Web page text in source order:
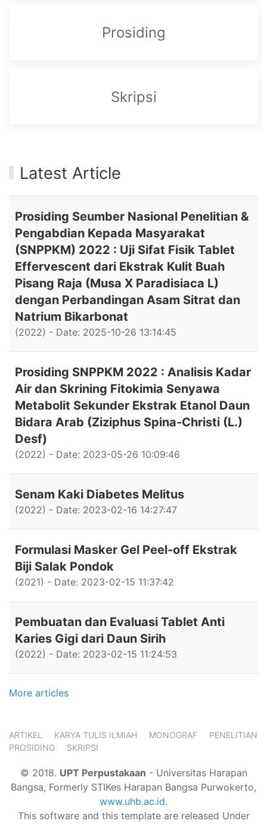
Prosiding
Skripsi
Latest Article
Prosiding Seumber Nasional Penelitian &
Pengabdian Kepada Masyarakat
(SNPPKM) 2022 : Uji Sifat Fisik Tablet
Effervescent dari Ekstrak Kulit Buah
Pisang Raja (Musa X Paradisiaca L)
dengan Perbandingan Asam Sitrat dan
Natrium Bikarbonat
(2022) - Date: 2025-10-26 13:14:45
Prosiding SNPPKM 2022 : Analisis Kadar
Air dan Skrining Fitokimia Senyawa
Metabolit Sekunder Ekstrak Etanol Daun
Bidara Arab (Ziziphus Spina-Christi (L.)
Desf)
(2022) - Date: 2023-05-26 10:09:46
Senam Kaki Diabetes Melitus
(2022) - Date: 2023-02-16 14:27:47
Formulasi Masker Gel Peel-off Ekstrak
Biji Salak Pondok
(2021) - Date: 2023-02-15 11:37:42
Pembuatan dan Evaluasi Tablet Anti
Karies Gigi dari Daun Sirih
(2022) - Date: 2023-02-15 11:24:53
More articles
ARTIKEL KARYA TULIS ILMIAH MONOGRAF
PENELITIAN
PROSIDING
SKRIPSI
© 2018. UPT Perpustakaan - Universitas Harapan
Bangsa, Formerly STIKes Harapan Bangsa Purwokerto,
www.uhb.ac.id.
This software and this template are released Under